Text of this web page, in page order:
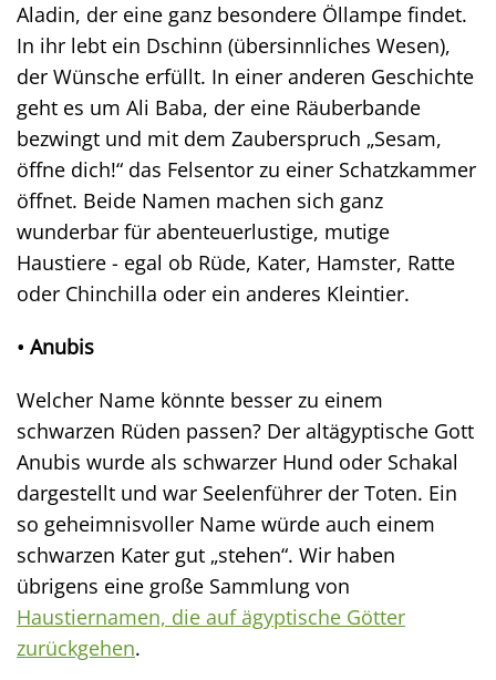
Aladin, der eine ganz besondere Öllampe findet.
In ihr lebt ein Dschinn (übersinnliches Wesen),
der Wünsche erfüllt. In einer anderen Geschichte
geht es um Ali Baba, der eine Räuberbande
bezwingt und mit dem Zauberspruch „Sesam,
öffne dich!“ das Felsentor zu einer Schatzkammer
öffnet. Beide Namen machen sich ganz
wunderbar für abenteuerlustige, mutige
Haustiere - egal ob Rüde, Kater, Hamster, Ratte
oder Chinchilla oder ein anderes Kleintier.
• Anubis
Welcher Name könnte besser zu einem
schwarzen Rüden passen? Der altägyptische Gott
Anubis wurde als schwarzer Hund oder Schakal
dargestellt und war Seelenführer der Toten. Ein
so geheimnisvoller Name würde auch einem
schwarzen Kater gut „stehen“. Wir haben
übrigens eine große Sammlung von
Haustiernamen, die auf ägyptische Götter
zurückgehen.